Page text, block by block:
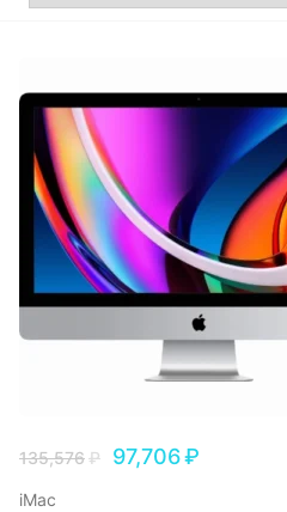
135,576₽ 97,706₽
iMac